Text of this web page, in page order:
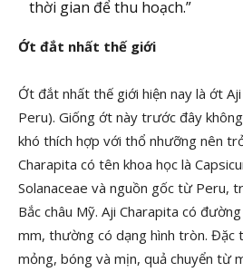
thời gian để thu hoạch.”
Ớt đắt nhất thế giới
Ớt đắt nhất thế giới hiện nay là ớt
Peru). Giống ớt này trước đây
khó thích hợp với thổ nhưỡng nên
Charapita có tên khoa học là
Solanaceae và nguồn gốc từ Peru,
Bắc châu Mỹ. Aji Charapita có
mm, thường có dạng hình tròn. Đặc
mỏng, bóng và mịn, quả chuyển từ